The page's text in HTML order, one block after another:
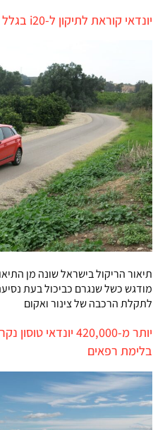
יונדאי קוראת לתיקון ל-i20 בגלל תקלה אפשרית במגבר הבלמים
תיאור הריקול בישראל שונה מן
מודגש כשל שנגרם כביכול בעת
לתקלת הרכבה של צינור ואקום
יותר מ-420,000 יונדאי
בלימת רפאים